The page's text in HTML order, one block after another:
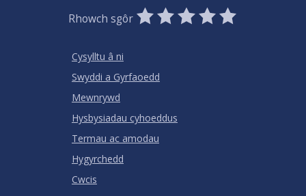
Rhowch sgôr
0
Stars
1
Star
2
Stars
3
Stars
4
Stars
5
Stars
Cysylltu â ni
Swyddi a Gyrfaoedd
Mewnrywd
Hysbysiadau cyhoeddus
Termau ac amodau
Hygyrchedd
Cwcis